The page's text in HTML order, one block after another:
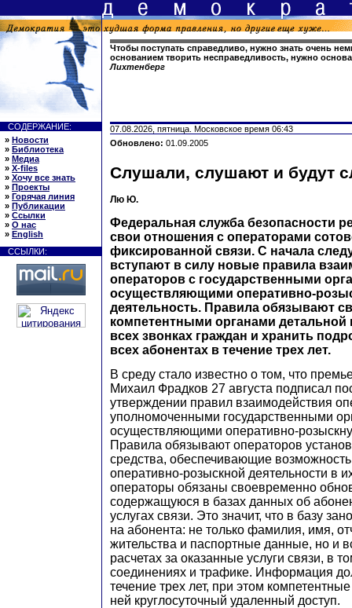
Чтобы поступать справедливо, нужно знать очень
основанием творить несправедливость, нужно
Лихтенберг
СОДЕРЖАНИЕ:
» Новости
» Библиотека
» Медиа
» X-files
» Хочу все знать
» Проекты
» Горячая линия
» Публикации
» Ссылки
» О нас
» English
ССЫЛКИ:
07.08.2026, пятница. Московское время 06:43
Обновлено: 01.09.2005
Слушали, слушают и будут
Лю Ю.
Федеральная служба безопасности
свои отношения с операторами
фиксированной связи. С начала
вступают в силу новые правила
операторов с государственными
осуществляющими оперативно-
деятельность. Правила обязывают
компетентными органами
всех звонках граждан и хранить
всех абонентах в течение трех лет.
В среду стало известно о том, что
Михаил Фрадков 27 августа подписал
утверждении правил взаимодействия
уполномоченными государственными
осуществляющими оперативно-
Правила обязывают операторов
средства, обеспечивающие
оперативно-розыскной деятельности в
операторы обязаны своевременно
содержащуюся в базах данных об
услугах связи. Это значит, что в базу
на абонента: не только фамилия, имя,
жительства и паспортные данные, но и
расчетах за оказанные услуги связи, в
соединениях и трафике. Информация
течение трех лет, при этом
ней круглосуточный удаленный доступ.